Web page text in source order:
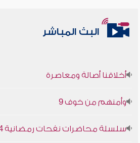
البث المباشر
أخلاقنا أصالة ومعاصرة
وأمنهم من خوف 9
سلسلة محاضرات نفحات رمضانية 1444هـ